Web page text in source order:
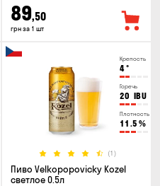
89,50
грн за 1 шт
Крепость
4°
Горечь
20 IBU
Плотность
11.5 %
(1)
Пиво Velkopopovicky Kozel
светлое 0.5л